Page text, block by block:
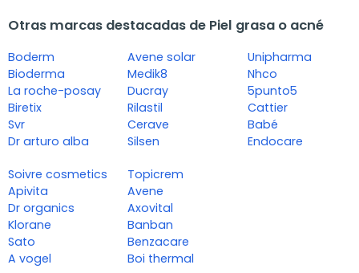
Otras marcas destacadas de Piel grasa o acné
Boderm
Bioderma
La roche-posay
Biretix
Svr
Dr arturo alba
Avene solar
Medik8
Ducray
Rilastil
Cerave
Silsen
Unipharma
Nhco
5punto5
Cattier
Babé
Endocare
Soivre cosmetics
Apivita
Dr organics
Klorane
Sato
A vogel
Topicrem
Avene
Axovital
Banban
Benzacare
Boi thermal